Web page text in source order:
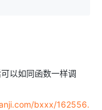
以如同函数一样调
bxxx/162556.